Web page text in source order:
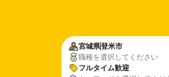
宮城県登米市
職種を選択してください
フルタイム歓迎